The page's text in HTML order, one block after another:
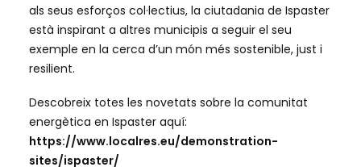
als seus esforços col·lectius, la ciutadania de Ispaster
està inspirant a altres municipis a seguir el seu
exemple en la cerca d’un món més sostenible, just i
resilient.
Descobreix totes les novetats sobre la comunitat
energètica en Ispaster aquí:
https://www.localres.eu/demonstration-
sites/ispaster/